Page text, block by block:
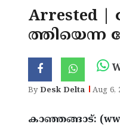
Arrested |
ത്തിയെന്ന
ByDesk Delta Aug 6,
കാഞ്ഞങ്ങാട്: